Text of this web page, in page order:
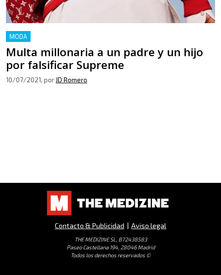
MODA
Multa millonaria a un padre y un hijo
por falsificar Supreme
10/07/2021, por JD Romero
Contacto & Publicidad | Aviso legal
THE MEDIZINE SL, B72438583
Paseo Castellana 194, 28046 Madrid
Todos los derechos reservados ©